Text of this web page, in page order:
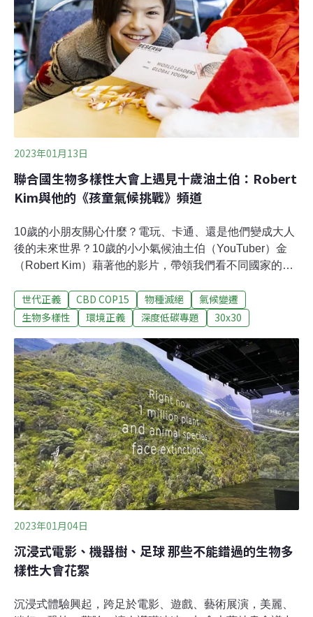
底，邱園發表《世界植物和真菌現狀》（State of the
World's Plants and Fungi）報告指出，已知的維管束植物
約有35萬種，雖然科學家努力不懈，加快研究速度，仍有
10萬個物種未完成命名。以此速度，3/4的維管束植物可能
會在研究完成前滅絕。另一項極為缺乏研究的物種是真
菌。報告估計，全球約
2023年01月13日
聯合國生物多樣性大會上遇見十歲油土伯：Robert
Kim與他的《孩童氣候挑戰》頻道
10歲的小朋友關心什麼？電玩、卡通、還是他們變成大人
後的未來世界？10歲的小小氣候油土伯（YouTuber）金
（Robert Kim）藉著他的影片，帶領我們看不同國家的年
生態跟環境問題。環境資訊中心記者在2022年的《生物多
樣性公約》大會二度遇見金，特別邀他替台灣讀者現身說
《環境資訊中心》 問（以下簡稱問）：很高興在《生物多
樣性公約》大會遇見你，你為什麼想來參加這個大會？金
答（以下簡稱答）：為了不製造碳排放，從2021年開始，
我立定了之後都不搭飛機的目標。我也希望能夠參加氣候
大會，但去年大會地點在埃及，實在太遠了。生物多樣性
大會地點在蒙特婁，不用搭飛機。所以，我跟媽媽一路從
多倫多開了將近八個小時的車過來。
世代正義 CBD COP15 物種滅絕
氣候變遷
生物多樣性
環境正義 深度低碳專題 30x30
2023年01月04日
沉浸式電影、機器樹、足球 那些不能錯過的生物多
樣性大會花絮
沉浸式體驗興起，跨足於電影、遊戲、藝術展演，美麗、